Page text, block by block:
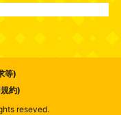
等)
約)
reseved.